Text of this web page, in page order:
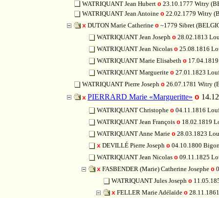
WATRIQUANT Jean Hubert o 23.10.1777 Witry
WATRIQUANT Jean Antoine o 22.02.1779 Witry
x DUTON Marie Catherine o ~1779 Sibret
WATRIQUANT Jean Joseph o 28.02.1813
WATRIQUANT Jean Nicolas o 25.08.1816
WATRIQUANT Marie Elisabeth o
WATRIQUANT Marguerite o 27.01.1823
WATRIQUANT Pierre Joseph o 26.07.1781 Witry
x PIERRARD Marie «Margueritte» o
WATRIQUANT Christophe o 04.11.1816
WATRIQUANT Jean François o 18.02.1819
WATRIQUANT Anne Marie o 28.03.1823
x DEVILLÉ Pierre Joseph o 04.10.1800
WATRIQUANT Jean Nicolas o 09.11.1825
x FASBENDER (Marie) Catherine Josephe o
WATRIQUANT Jules Joseph o
x FELLER Marie Adélaïde o